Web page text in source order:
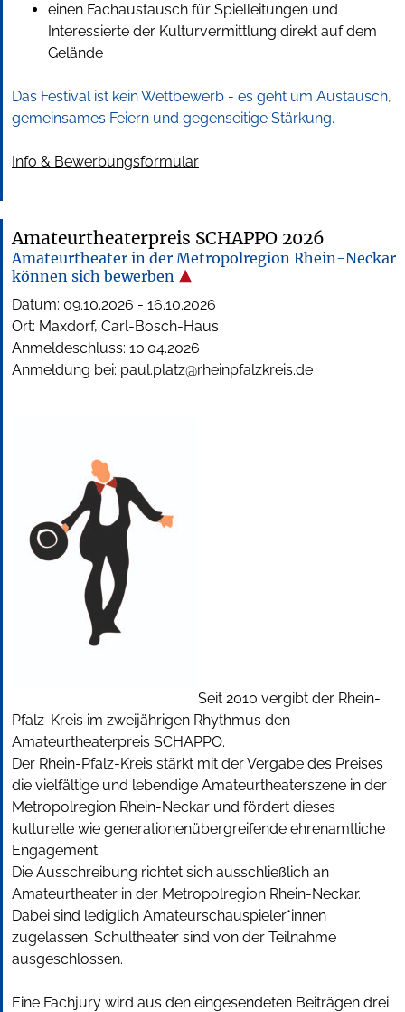
einen Fachaustausch für Spielleitungen und
Interessierte der Kulturvermittlung direkt auf dem
Gelände
Das Festival ist kein Wettbewerb - es geht um Austausch,
gemeinsames Feiern und gegenseitige Stärkung.
Info & Bewerbungsformular
Amateurtheaterpreis SCHAPPO 2026
Amateurtheater in der Metropolregion Rhein-Neckar
können sich bewerben
Datum: 09.10.2026 - 16.10.2026
Ort: Maxdorf, Carl-Bosch-Haus
Anmeldeschluss: 10.04.2026
Anmeldung bei: paul.platz@rheinpfalzkreis.de
Seit 2010 vergibt der Rhein-
Pfalz-Kreis im zweijährigen Rhythmus den
Amateurtheaterpreis SCHAPPO.
Der Rhein-Pfalz-Kreis stärkt mit der Vergabe des Preises
die vielfältige und lebendige Amateurtheaterszene in der
Metropolregion Rhein-Neckar und fördert dieses
kulturelle wie generationenübergreifende ehrenamtliche
Engagement.
Die Ausschreibung richtet sich ausschließlich an
Amateurtheater in der Metropolregion Rhein-Neckar.
Dabei sind lediglich Amateurschauspieler*innen
zugelassen. Schultheater sind von der Teilnahme
ausgeschlossen.
Eine Fachjury wird aus den eingesendeten Beiträgen drei